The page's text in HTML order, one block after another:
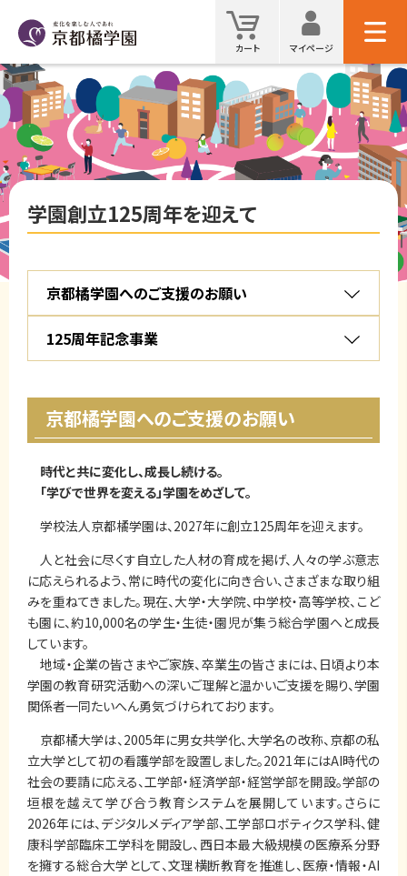
カート
カート
マイ
マイページ
検索
学園創立125周年を迎えて
京都橘学園へのご支援のお願い
125周年記念事業
京都橘学園へのご支援のお願い
時代と共に変化し、成長し続ける。
「学びで世界を変える」学園をめざして。
学校法人京都橘学園は、2027年に創立125周年を迎えます。
人と社会に尽くす自立した人材の育成を掲げ、人々の学ぶ意志
に応えられるよう、常に時代の変化に向き合い、さまざまな取り組
みを重ねてきました。現在、大学・大学院、中学校・高等学校、こど
も園に、約10,000名の学生・生徒・園児が集う総合学園へと成長
しています。
地域・企業の皆さまやご家族、卒業生の皆さまには、日頃より本
学園の教育研究活動への深いご理解と温かいご支援を賜り、学園
関係者一同たいへん勇気づけられております。
京都橘大学は、2005年に男女共学化、大学名の改称、京都の私
立大学として初の看護学部を設置しました。2021年にはAI時代の
社会の要請に応える、工学部・経済学部・経営学部を開設。学部の
垣根を越えて学び合う教育システムを展開しています。さらに
2026年には、デジタルメディア学部、工学部ロボティクス学科、健
康科学部臨床工学科を開設し、西日本最大級規模の医療系分野
を擁する総合大学として、文理横断教育を推進し、医療・情報・AI